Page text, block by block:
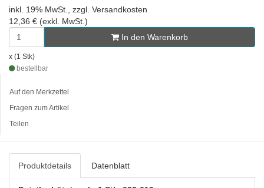
inkl. 19% MwSt., zzgl. Versandkosten
12,36 € (exkl. MwSt.)
In den Warenkorb
x (1 Stk)
bestellbar
Auf den Merkzettel
Fragen zum Artikel
Teilen
Produktdetails Datenblatt